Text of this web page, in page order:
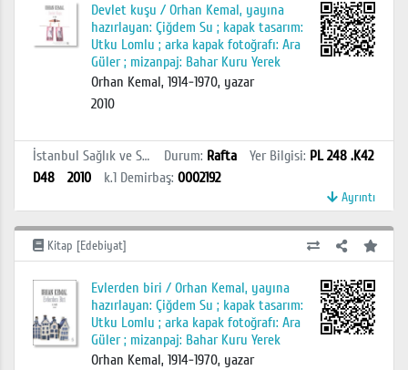
Devlet kuşu / Orhan Kemal, yayına
hazırlayan: Çiğdem Su ; kapak tasarım:
Utku Lomlu ; arka kapak fotoğrafı: Ara
Güler ; mizanpaj: Bahar Kuru Yerek
Orhan Kemal, 1914-1970, yazar
2010
İstanbul Sağlık ve Sosyal Bilimler MYO Kütüphanesi Durum: Rafta Yer Bilgisi: PL 248 .K42
D48
2010 k.1 Demirbaş: 0002192
Ayrıntı
Kitap [Edebiyat]
Evlerden biri / Orhan Kemal, yayına
hazırlayan: Çiğdem Su ; kapak tasarım:
Utku Lomlu ; arka kapak fotoğrafı: Ara
Güler ; mizanpaj: Bahar Kuru Yerek
Orhan Kemal, 1914-1970, yazar